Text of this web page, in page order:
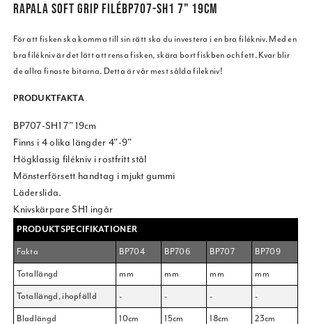
RAPALA SOFT GRIP FILÉBP707-SH1 7" 19CM
För att fisken ska komma till sin rätt ska du investera i en bra filékniv. Med en
bra filékniv är det lätt att rensa fisken, skära bort fiskben och fett. Kvar blir
de allra finaste bitarna. Detta är vår mest sålda filekniv!
PRODUKTFAKTA
BP707-SH1 7" 19cm
Finns i 4 olika längder 4"-9"
Högklassig filékniv i rostfritt stål
Mönsterförsett handtag i mjukt gummi
Läderslida.
Knivskärpare SH1 ingår
PRODUKTSPECIFIKATIONER
Fakta
BP704 BP706 BP707
BP709
Totallängd
mm mm mm
mm
Totallängd, ihopfälld
- - -
-
Bladlängd
10cm 15cm 18cm
23cm